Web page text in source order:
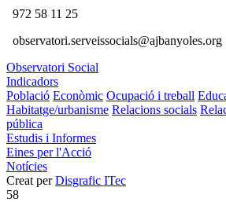
972 58 11 25
observatori.serveissocials@ajbanyoles.org
Observatori Social
Indicadors
Població Econòmic Ocupació i treball
Habitatge/urbanisme Relacions socials
pública
Estudis i Informes
Eines per l'Acció
Notícies
Creat perDisgrafic ITec
58